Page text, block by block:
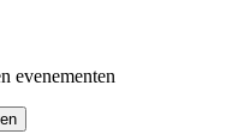
evenementen